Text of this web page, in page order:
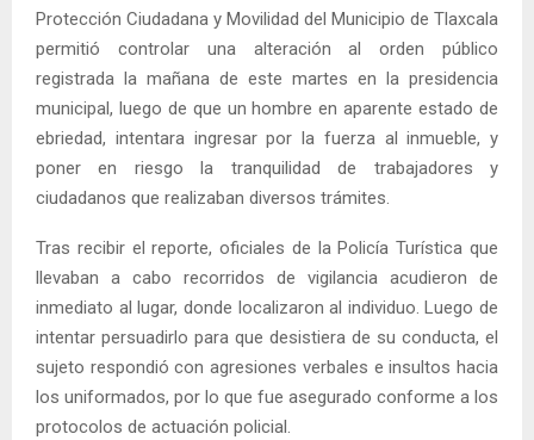
Protección Ciudadana y Movilidad del Municipio de Tlaxcala
permitió controlar una alteración al orden público
registrada la mañana de este martes en la presidencia
municipal, luego de que un hombre en aparente estado de
ebriedad, intentara ingresar por la fuerza al inmueble, y
poner en riesgo la tranquilidad de trabajadores y
ciudadanos que realizaban diversos trámites.
Tras recibir el reporte, oficiales de la Policía Turística que
llevaban a cabo recorridos de vigilancia acudieron de
inmediato al lugar, donde localizaron al individuo. Luego de
intentar persuadirlo para que desistiera de su conducta, el
sujeto respondió con agresiones verbales e insultos hacia
los uniformados, por lo que fue asegurado conforme a los
protocolos de actuación policial.